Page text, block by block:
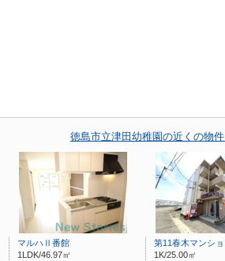
徳島市立津田幼稚園の近くの物
マルハⅡ番館
1LDK/46.97㎡
第11春木マンショ
1K/25.00㎡